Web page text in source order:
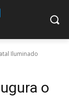
Iluminado
o